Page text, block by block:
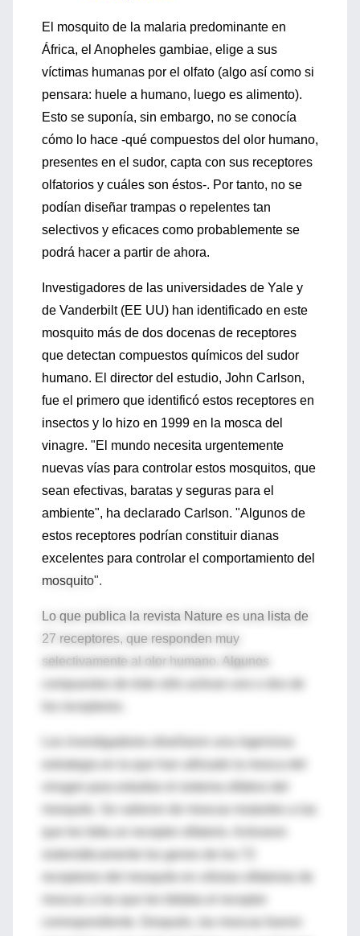
El mosquito de la malaria predominante en
África, el Anopheles gambiae, elige a sus
víctimas humanas por el olfato (algo así como si
pensara: huele a humano, luego es alimento).
Esto se suponía, sin embargo, no se conocía
cómo lo hace -qué compuestos del olor humano,
presentes en el sudor, capta con sus receptores
olfatorios y cuáles son éstos-. Por tanto, no se
podían diseñar trampas o repelentes tan
selectivos y eficaces como probablemente se
podrá hacer a partir de ahora.
Investigadores de las universidades de Yale y
de Vanderbilt (EE UU) han identificado en este
mosquito más de dos docenas de receptores
que detectan compuestos químicos del sudor
humano. El director del estudio, John Carlson,
fue el primero que identificó estos receptores en
insectos y lo hizo en 1999 en la mosca del
vinagre. "El mundo necesita urgentemente
nuevas vías para controlar estos mosquitos, que
sean efectivas, baratas y seguras para el
ambiente", ha declarado Carlson. "Algunos de
estos receptores podrían constituir dianas
excelentes para controlar el comportamiento del
mosquito".
Lo que publica la revista Nature es una lista de
27 receptores, que responden muy
selectivamente al olor humano. Algunos
Los investigadores diseñaron una ingeniosa
estrategia en la que han utilizado la mosca del
vinagre para estudiar el sistema olfativo del
mosquito. Se valieron de moscas mutantes a las
sistemáticamente los genes de los 72
receptores del mosquito en células olfatorias de